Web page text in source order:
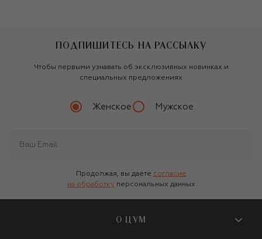
ПОДПИШИТЕСЬ НА РАССЫЛКУ
Чтобы первыми узнавать об эксклюзивных новинках и
специальных предложениях
Женское Мужское
Продолжая, вы даете согласие
на обработку персональных данных
О ЦУМ